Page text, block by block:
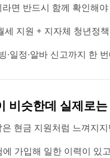
면 반드시 함께 확인해
지원 + 지자체 청년정
·일정·알바 신고까지 한
비슷한데 실제로는
현금 지원처럼 느껴지
가입해 일한 이력이 있